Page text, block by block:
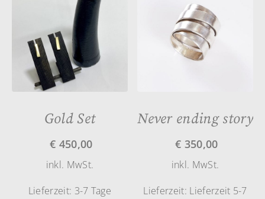
Gold Set
€ 450,00
inkl. MwSt.
Lieferzeit: 3-7 Tage
Never ending story
€ 350,00
inkl. MwSt.
Lieferzeit: Lieferzeit 5-7